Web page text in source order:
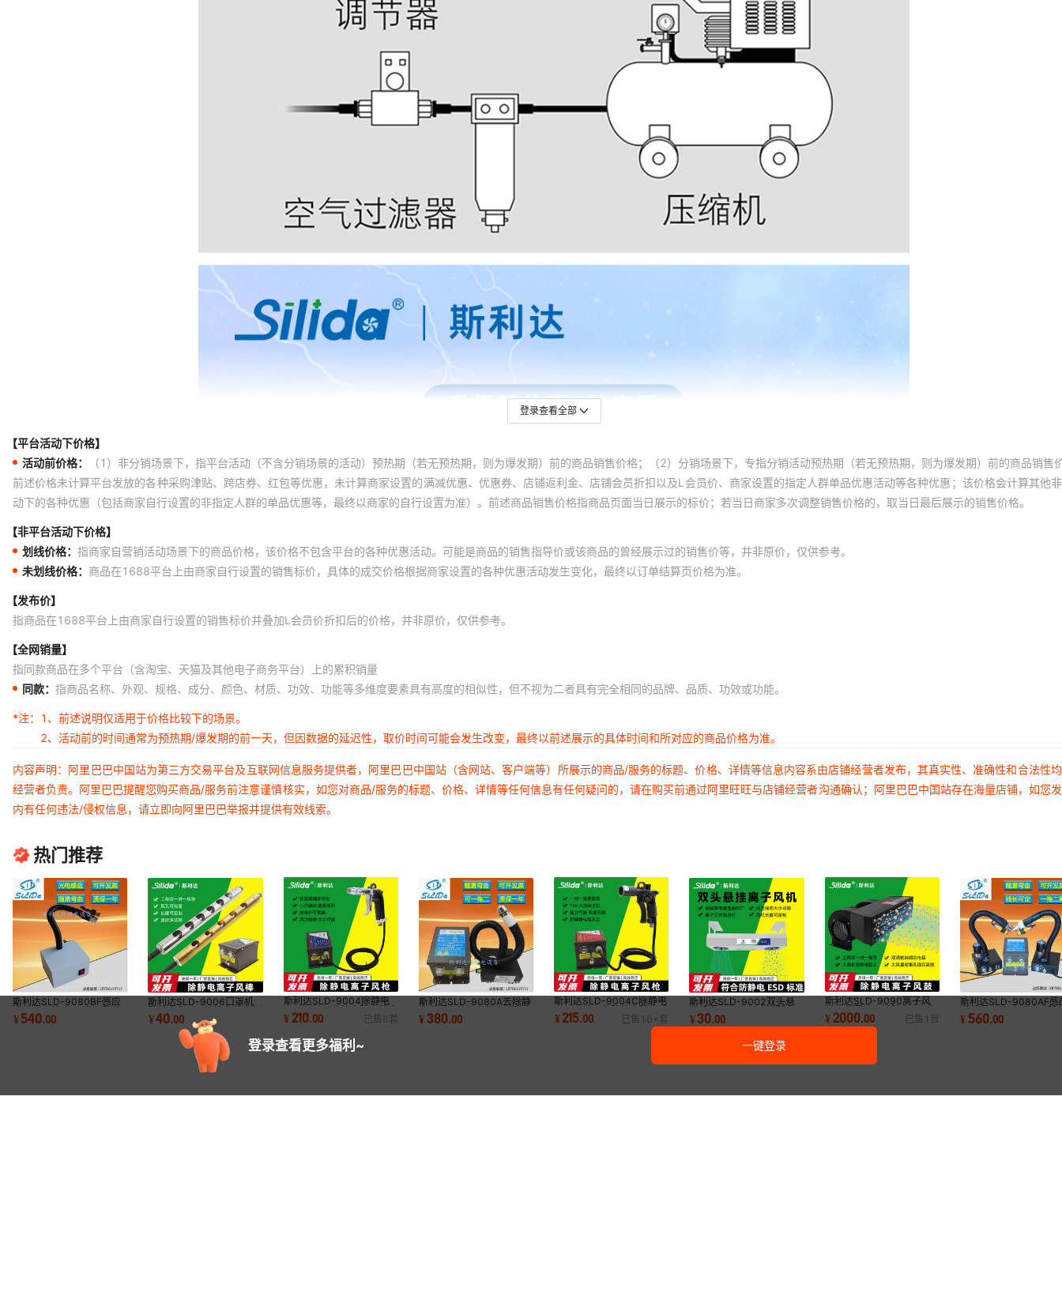
登录查看全部
【平台活动下价格】
活动前价格：
（1）非分销场景下，指平台活动（不含分销场景的活动）预热期（若无预热期，则为爆发期）前的商品销售价格；（2）分销场景下，专指分销活动预热期（若无预热期，则为爆发期）前的商品销售
前述价格未计算平台发放的各种采购津贴、跨店券、红包等优惠，未计算商家设置的满减优惠、优惠券、店铺返利金、店铺会员折扣以及L会员价、商家设置的指定人群单品优惠活动等各种优惠；该价格会计算其他
动下的各种优惠（包括商家自行设置的非指定人群的单品优惠等，最终以商家的自行设置为准）。前述商品销售价格指商品页面当日展示的标价；若当日商家多次调整销售价格的，取当日最后展示的销售价格。
【非平台活动下价格】
划线价格： 指商家自营销活动场景下的商品价格，该价格不包含平台的各种优惠活动。可能是商品的销售指导价或该商品的曾经展示过的销售价等，并非原价，仅供参考。
未划线价格： 商品在1688平台上由商家自行设置的销售标价，具体的成交价格根据商家设置的各种优惠活动发生变化，最终以订单结算页价格为准。
【发布价】
指商品在1688平台上由商家自行设置的销售标价并叠加L会员价折扣后的价格，并非原价，仅供参考。
【全网销量】
指同款商品在多个平台（含淘宝、天猫及其他电子商务平台）上的累积销量
同款： 指商品名称、外观、规格、成分、颜色、材质、功效、功能等多维度要素具有高度的相似性，但不视为二者具有完全相同的品牌、品质、功效或功能。
*注：
1、前述说明仅适用于价格比较下的场景。
2、活动前的时间通常为预热期/爆发期的前一天，但因数据的延迟性，取价时间可能会发生改变，最终以前述展示的具体时间和所对应的商品价格为准。
内容声明：阿里巴巴中国站为第三方交易平台及互联网信息服务提供者，阿里巴巴中国站（含网站、客户端等）所展示的商品/服务的标题、价格、详情等信息内容系由店铺经营者发布，其真实性、准确性和合法性
经营者负责。阿里巴巴提醒您购买商品/服务前注意谨慎核实，如您对商品/服务的标题、价格、详情等任何信息有任何疑问的，请在购买前通过阿里旺旺与店铺经营者沟通确认；阿里巴巴中国站存在海量店铺，如您
内有任何违法/侵权信息，请立即向阿里巴巴举报并提供有效线索。
热门推荐
斯利达SLD-9080BF感应
式离子风蛇 自动光电 除静
电除尘风蛇
¥540.00
斯利达SLD-9006口罩机
除静电离子风棒涂布分切制
袋机静电消除棒
¥40.00
斯利达SLD-9004除静电
离子风枪工业静电除尘枪高
压离子气枪吹尘枪
¥ 210.00 已售 6套
斯利达SLD-9080A去除静
电离子风蛇工业静电消除器
高压离子吹尘枪
¥ 380.00
斯利达SLD-9004C除静电
离子风枪工业防静电除尘枪
高压离子气吹尘
¥215.00 已售 10+ 套
斯利达SLD-9002双头悬
挂式离子风机 静电消除器
除尘离子风扇
¥30.00
斯利达SLD-9090离子风
鼓大范围静电消除离子风机
快速风扇大面积
¥ 2000.00 已售 1 台
斯利达SLD-9080AF感
式离子风蛇 自动光电除
电除尘 蛇形吹尘枪
¥ 560.00
登录查看更多福利~ 一键登录